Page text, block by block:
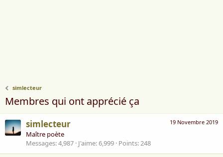
simlecteur
Membres qui ont apprécié ça
19 Novembre 2019
simlecteur
Maître poète
Messages 4,987 J'aime 6,999 Points 248